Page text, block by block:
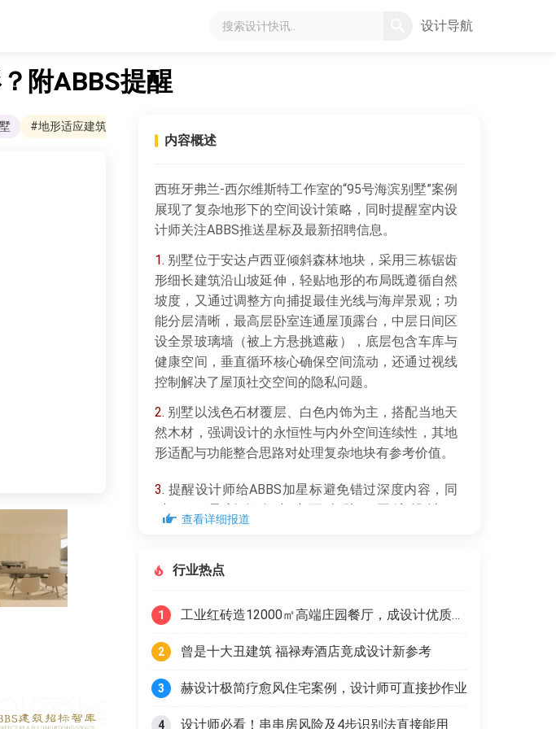
设计导航
附ABBS提醒
#地形适应建筑设计
内容概述
西班牙弗兰-西尔维斯特工作室的“95号海滨别墅”案例
展现了复杂地形下的空间设计策略，同时提醒室内设
计师关注ABBS推送星标及最新招聘信息。
1. 别墅位于安达卢西亚倾斜森林地块，采用三栋锯齿
形细长建筑沿山坡延伸，轻贴地形的布局既遵循自然
坡度，又通过调整方向捕捉最佳光线与海岸景观；功
能分层清晰，最高层卧室连通屋顶露台，中层日间区
设全景玻璃墙（被上方悬挑遮蔽），底层包含车库与
健康空间，垂直循环核心确保空间流动，还通过视线
控制解决了屋顶社交空间的隐私问题。
2. 别墅以浅色石材覆层、白色内饰为主，搭配当地天
然木材，强调设计的永恒性与内外空间连续性，其地
形适配与功能整合思路对处理复杂地块有参考价值。
3. 提醒设计师给ABBS加星标避免错过深度内容，同
时ABBS最新发布中建西南院、同济设计、
Perkins&Will等机构的建筑师、室内设计师、实习生
查看详细报道
行业热点
1 工业红砖造12000㎡高端庄园餐厅，成设计优质范本
2 曾是十大丑建筑 福禄寿酒店竟成设计新参考
3 赫设计极简疗愈风住宅案例，设计师可直接抄作业
4 设计师必看！串串房风险及4步识别法直接能用